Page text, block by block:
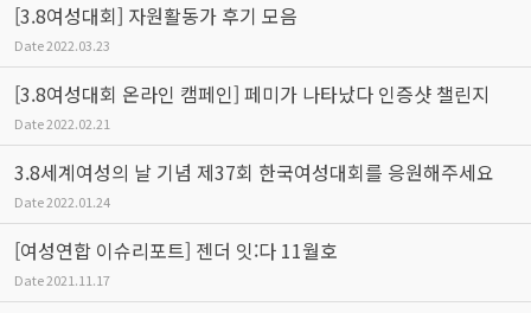
[3.8여성대회] 자원활동가 후기 모음
Date2022.03.23
[3.8여성대회 온라인 캠페인] 페미가 나타났다 인증샷 챌린지
Date2022.02.21
3.8세계여성의 날 기념 제37회 한국여성대회를 응원해주세요
Date2022.01.24
[여성연합 이슈리포트] 젠더 잇:다 11월호
Date2021.11.17